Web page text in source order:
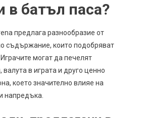
в батъл паса?
предлага разнообразие от
съдържание, които подобряват
могат да печелят
в играта и друго ценно
което значително влияе на
напредъка.